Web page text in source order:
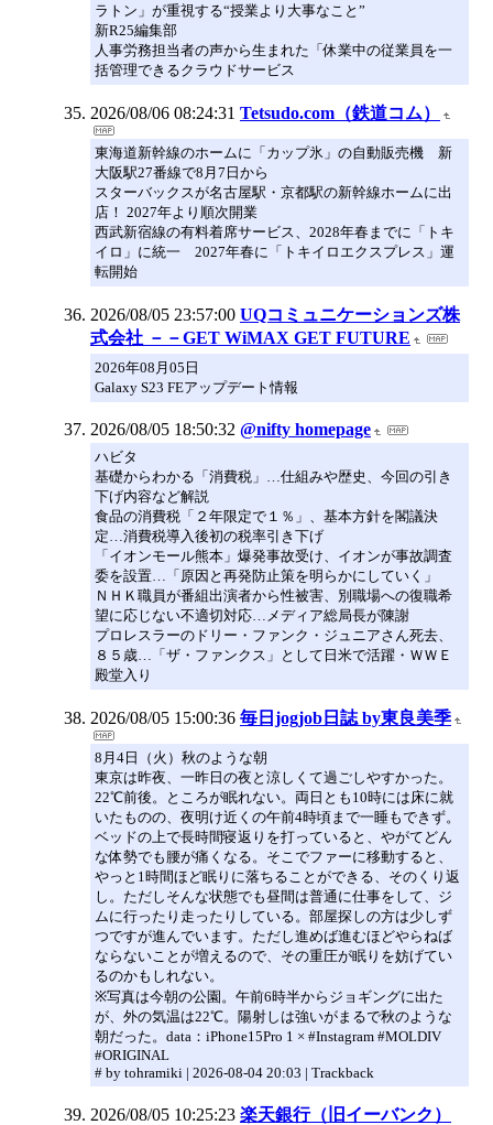
ラトン」が重視する“授業より大事なこと”
新R25編集部
人事労務担当者の声から生まれた「休業中の従業員を一
括管理できるクラウドサービス
2026/08/06 08:24:31 Tetsudo.com（鉄道コム）
東海道新幹線のホームに「カップ氷」の自動販売機 新
大阪駅27番線で8月7日から
スターバックスが名古屋駅・京都駅の新幹線ホームに出
店！ 2027年より順次開業
西武新宿線の有料着席サービス、2028年春までに「トキ
イロ」に統一 2027年春に「トキイロエクスプレス」運
転開始
2026/08/05 23:57:00 UQコミュニケーションズ株
式会社 －－GET WiMAX GET FUTURE
2026年08月05日
Galaxy S23 FEアップデート情報
2026/08/05 18:50:32 @nifty homepage
ハビタ
基礎からわかる「消費税」…仕組みや歴史、今回の引き
下げ内容など解説
食品の消費税「２年限定で１％」、基本方針を閣議決
定…消費税導入後初の税率引き下げ
「イオンモール熊本」爆発事故受け、イオンが事故調査
委を設置…「原因と再発防止策を明らかにしていく」
ＮＨＫ職員が番組出演者から性被害、別職場への復職希
望に応じない不適切対応…メディア総局長が陳謝
プロレスラーのドリー・ファンク・ジュニアさん死去、
８５歳…「ザ・ファンクス」として日米で活躍・ＷＷＥ
殿堂入り
2026/08/05 15:00:36 毎日jogjob日誌 by東良美季
8月4日（火）秋のような朝
東京は昨夜、一昨日の夜と涼しくて過ごしやすかった。
22℃前後。ところが眠れない。両日とも10時には床に就
いたものの、夜明け近くの午前4時頃まで一睡もできず。
ベッドの上で長時間寝返りを打っていると、やがてどん
な体勢でも腰が痛くなる。そこでファーに移動すると、
やっと1時間ほど眠りに落ちることができる、そのくり返
し。ただしそんな状態でも昼間は普通に仕事をして、ジ
ムに行ったり走ったりしている。部屋探しの方は少しず
つですが進んでいます。ただし進めば進むほどやらねば
ならないことが増えるので、その重圧が眠りを妨げてい
るのかもしれない。
※写真は今朝の公園。午前6時半からジョギングに出た
が、外の気温は22℃。陽射しは強いがまるで秋のような
朝だった。data：iPhone15Pro 1 × #Instagram #MOLDIV
#ORIGINAL
# by tohramiki | 2026-08-04 20:03 | Trackback
2026/08/05 10:25:23 楽天銀行（旧イーバンク）